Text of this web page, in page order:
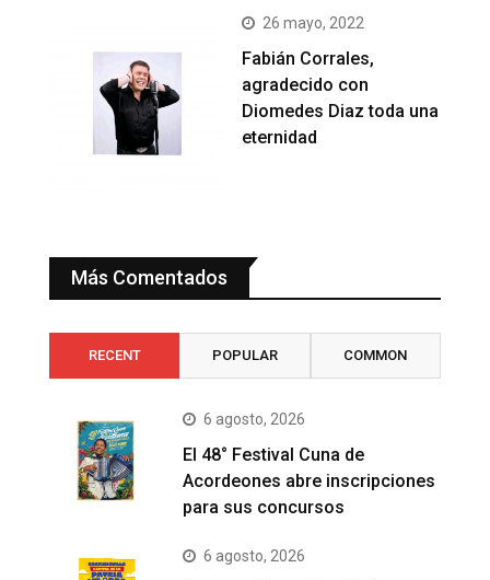
26 mayo, 2022
Fabián Corrales,
agradecido con
Diomedes Diaz toda una
eternidad
Más Comentados
RECENT POPULAR COMMON
6 agosto, 2026
El 48° Festival Cuna de
Acordeones abre inscripciones
para sus concursos
6 agosto, 2026